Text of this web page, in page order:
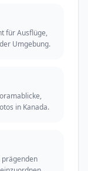
für Ausflüge,
Umgebung.
in Kanada.
prägenden